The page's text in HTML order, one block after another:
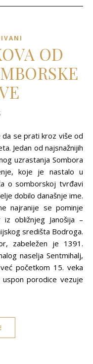
OD
Jedan od najsnažnijih
uzrastanja Sombora
koje je nastalo u
o somborskoj tvrđavi
dobilo današnje ime.
najranije se pominje
obližnjeg Janošija –
središta Bodroga.
zabeležen je 1391.
naselja Sentmihalj,
početkom 15. veka
porodice vezuje